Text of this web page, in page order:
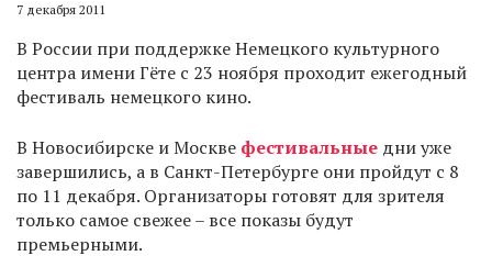
7 декабря 2011
В России при поддержке Немецкого культурного
центра имени Гёте с 23 ноября проходит ежегодный
фестиваль немецкого кино.
В Новосибирске и Москве фестивальные дни уже
завершились, а в Санкт-Петербурге они пройдут с 8
по 11 декабря. Организаторы готовят для зрителя
только самое свежее – все показы будут
премьерными.